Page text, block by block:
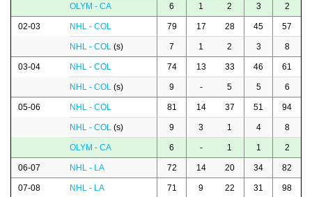
OLYM - CA 6 1 2 3 2
02-03 NHL - COL 79 17 28 45 57
NHL - COL (s) 7 1 2 3 8
03-04 NHL - COL 74 13 33 46 61
NHL - COL (s) 9 - 5 5 6
05-06 NHL - COL 81 14 37 51 94
NHL - COL (s) 9 3 1 4 8
OLYM - CA 6 - 1 1 2
06-07 NHL - LA 72 14 20 34 82
07-08 NHL - LA 71 9 22 31 98